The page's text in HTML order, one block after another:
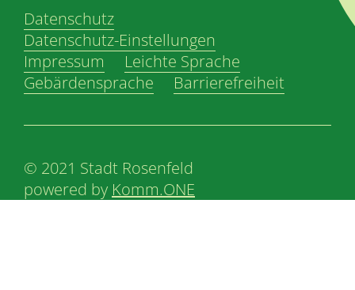
Datenschutz
Datenschutz-Einstellungen
Impressum
Leichte Sprache
Gebärdensprache
Barrierefreiheit
© 2021 Stadt Rosenfeld
powered by Komm.ONE